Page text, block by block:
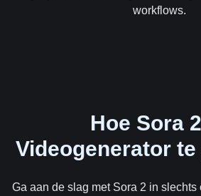
workflows.
Hoe Sora
Videogenerator
Ga aan de slag met Sora 2 in